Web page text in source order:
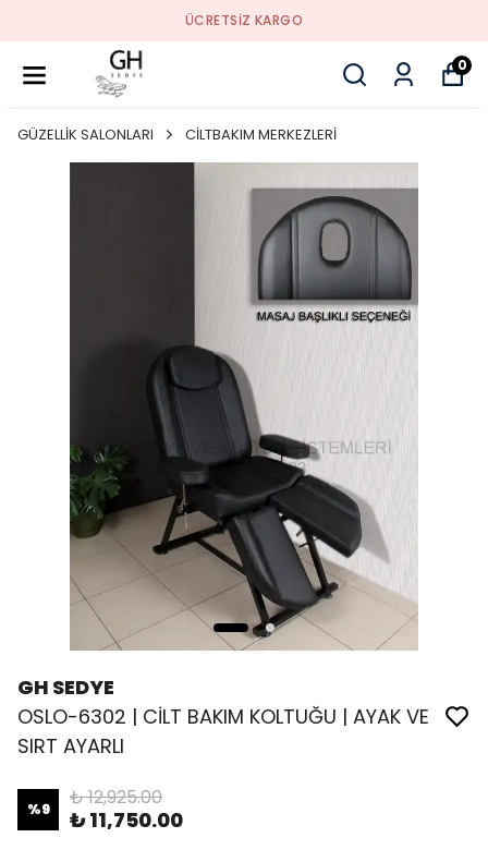
ÜCRETSIZ KARGO
0
GÜZELLİK SALONLARI CİLTBAKIM MERKEZLERİ
GH SEDYE
OSLO-6302 | CİLT BAKIM KOLTUĞU | AYAK VE
SIRT AYARLI
%9 ₺ 12,925.00
₺ 11,750.00